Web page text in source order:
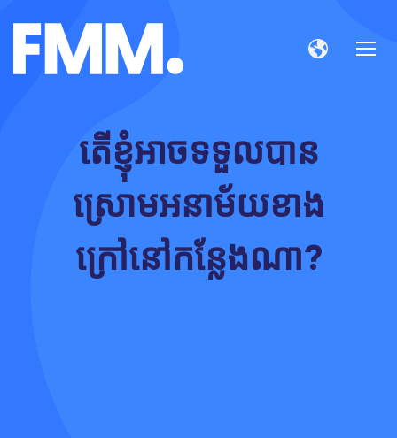
តើខ្ញុំអាចទទួលបាន
ស្រោមអនាម័យខាង
ក្រៅនៅកន្លែងណា?